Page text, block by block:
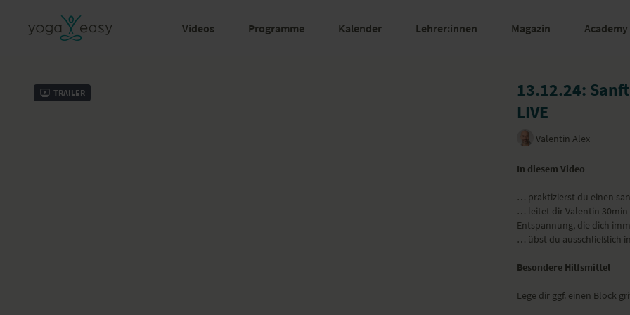
Videos Programme Kalender Lehrer:innen Magazin Academy
Trailer
13.12.24:
LIVE
Valentin Alex
In diesem Video
… praktizierst du einen
… leitet dir Valentin 30min
Entspannung, die dich
… übst du ausschließlich
Besondere Hilfsmittel
Lege dir ggf. einen Block